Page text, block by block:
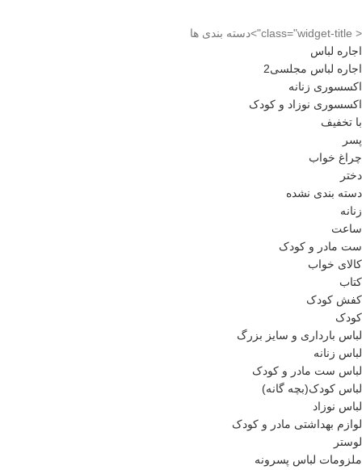
< class="widget-title">دسته بندی ها
اجاره لباس
اجاره لباس مجلسی2
اکسسوری زنانه
اکسسوری نوزاد و کودک
با تخفیف
پسر
چراغ خواب
دختر
دسته بندی نشده
زنانه
ساعت
ست مادر و کودک
کالای خواب
کتاب
کفش کودک
کودک
لباس بارداری و سایز بزرگ
لباس زنانه
لباس ست مادر و کودک
لباس کودک(بچه گانه)
لباس نوزاد
لوازم بهداشتی مادر و کودک
لوستر
ملزومات لباس پسرونه